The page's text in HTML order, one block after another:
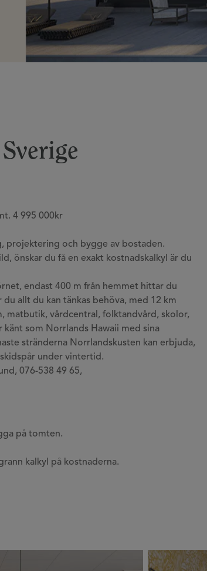
4 995 000kr
projektering och bygge av bostaden.
önskar du få en exakt kostnadskalkyl är du
endast 400 m från hemmet hittar du
allt du kan tänkas behöva, med 12 km
matbutik, vårdcentral, folktandvård, skolor,
som Norrlands Hawaii med sina
stränderna Norrlandskusten kan erbjuda,
under vintertid.
076-538 49 65,
på tomten.
kalkyl på kostnaderna.